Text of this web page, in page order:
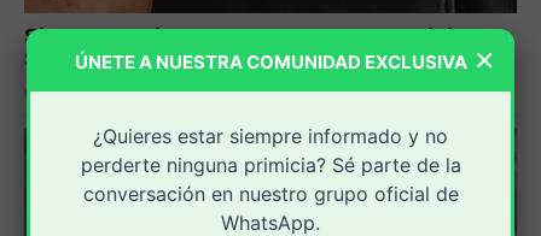
×
ÚNETE A NUESTRA COMUNIDAD EXCLUSIVA
¿Quieres estar siempre informado y no
perderte ninguna primicia? Sé parte de la
conversación en nuestro grupo oficial de
WhatsApp.